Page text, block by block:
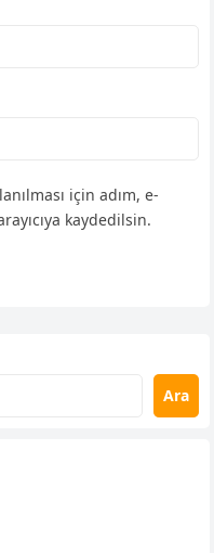
için adım, e-
kaydedilsin.
Ara